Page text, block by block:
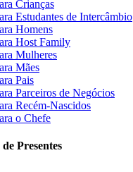
Crianças
Estudantes de Intercâmbio
Homens
Host Family
Mulheres
Mães
Pais
Parceiros de Negócios
Recém-Nascidos
o Chefe
Presentes